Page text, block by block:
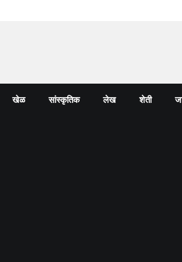
खेळ सांस्कृतिक लेख शेती